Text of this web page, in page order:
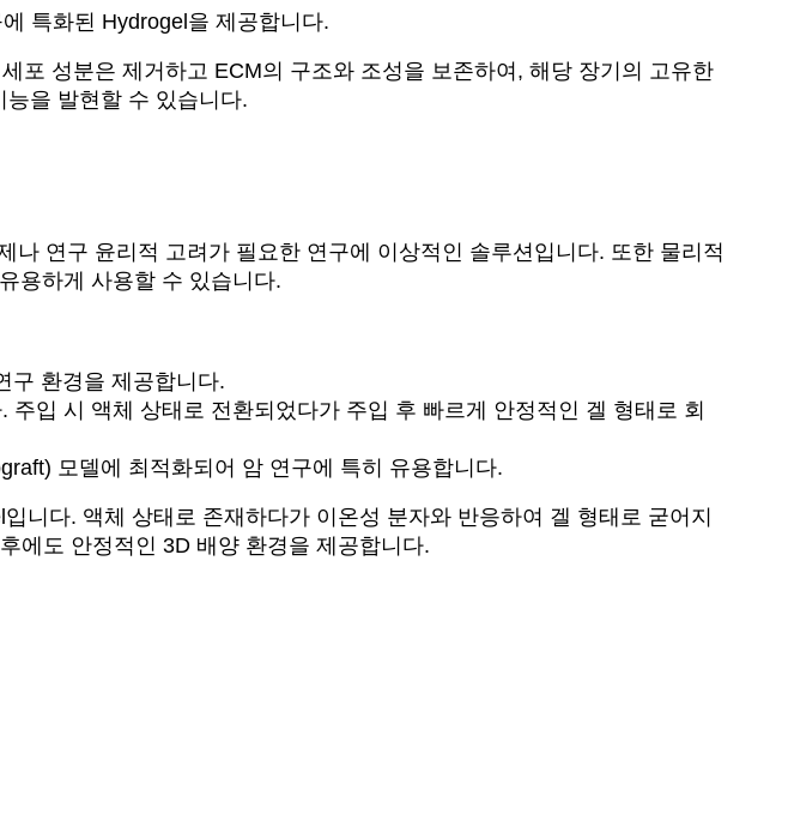
특화된 Hydrogel을 제공합니다.
성분은 제거하고 ECM의 구조와 조성을 보존하여, 해당 장기의 고유한
을 발현할 수 있습니다.
연구 윤리적 고려가 필요한 연구에 이상적인 솔루션입니다. 또한 물리적
용하게 사용할 수 있습니다.
구 환경을 제공합니다.
입 시 액체 상태로 전환되었다가 주입 후 빠르게 안정적인 겔 형태로 회
모델에 최적화되어 암 연구에 특히 유용합니다.
니다. 액체 상태로 존재하다가 이온성 분자와 반응하여 겔 형태로 굳어지
에도 안정적인 3D 배양 환경을 제공합니다.